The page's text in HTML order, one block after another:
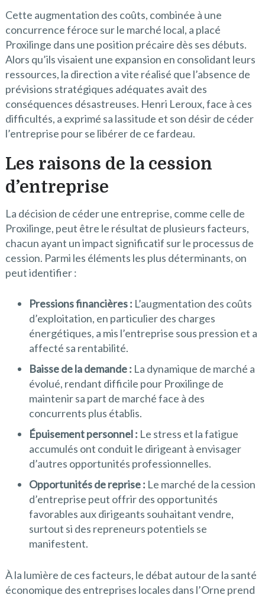
Cette augmentation des coûts, combinée à une
concurrence féroce sur le marché local, a placé
Proxilinge dans une position précaire dès ses débuts.
Alors qu’ils visaient une expansion en consolidant leurs
ressources, la direction a vite réalisé que l’absence de
prévisions stratégiques adéquates avait des
conséquences désastreuses. Henri Leroux, face à ces
difficultés, a exprimé sa lassitude et son désir de céder
l’entreprise pour se libérer de ce fardeau.
Les raisons de la cession
d’entreprise
La décision de céder une entreprise, comme celle de
Proxilinge, peut être le résultat de plusieurs facteurs,
chacun ayant un impact significatif sur le processus de
cession. Parmi les éléments les plus déterminants, on
peut identifier :
Pressions financières : L’augmentation des coûts
d’exploitation, en particulier des charges
énergétiques, a mis l’entreprise sous pression et a
affecté sa rentabilité.
Baisse de la demande : La dynamique de marché a
évolué, rendant difficile pour Proxilinge de
maintenir sa part de marché face à des
concurrents plus établis.
Épuisement personnel : Le stress et la fatigue
accumulés ont conduit le dirigeant à envisager
d’autres opportunités professionnelles.
Opportunités de reprise : Le marché de la cession
d’entreprise peut offrir des opportunités
favorables aux dirigeants souhaitant vendre,
surtout si des repreneurs potentiels se
manifestent.
À la lumière de ces facteurs, le débat autour de la santé
économique des entreprises locales dans l’Orne prend